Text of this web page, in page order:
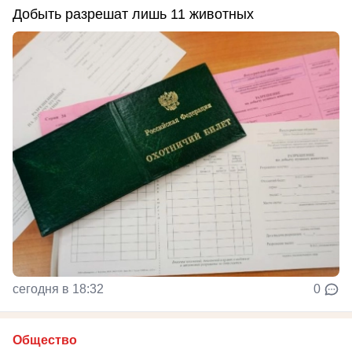
Добыть разрешат лишь 11 животных
сегодня в 18:32 0
Общество